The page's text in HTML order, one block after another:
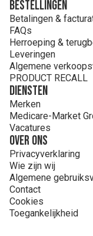
nicotinamide,
natriummolybdaat,
cholecalciferol,
**Vanille (curcumine)
Bestellingen
Betalingen &
FAQs
Herroeping &
Leveringen
Algemene
PRODUCT RECALL
Diensten
Merken
Medicare-Market
Vacatures
Over ons
Privacyverklaring
Wie zijn wij
Algemene
Contact
Cookies
Toegankelijkheid